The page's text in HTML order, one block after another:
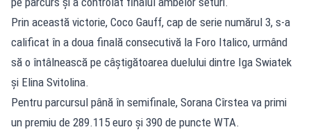
Prin această victorie, Coco Gauff, cap de serie numărul 3, s-a
calificat în a doua finală consecutivă la Foro Italico, urmând
să o întâlnească pe câștigătoarea duelului dintre Iga Swiatek
și Elina Svitolina.
Pentru parcursul până în semifinale, Sorana Cîrstea va primi
un premiu de 289.115 euro și 390 de puncte WTA.